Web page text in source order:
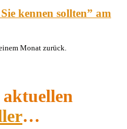
kennen sollten” am
Monat zurück.
…